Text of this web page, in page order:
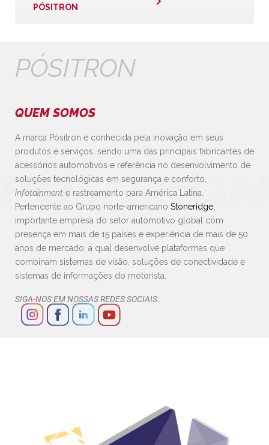
PÓSITRON
PÓSITRON
QUEM SOMOS
A marca Pósitron é conhecida pela inovação em seus
produtos e serviços, sendo uma das principais fabricantes de
acessórios automotivos e referência no desenvolvimento de
soluções tecnológicas em segurança e conforto,
infotainment e rastreamento para América Latina.
Pertencente ao Grupo norte-americano Stoneridge
importante empresa do setor automotivo global com
presença em mais de 15 países e experiência de mais de 50
anos de mercado, a qual desenvolve plataformas que
combinam sistemas de visão, soluções de conectividade e
sistemas de informações do motorista.
SIGA-NOS EM NOSSAS REDES SOCIAIS: